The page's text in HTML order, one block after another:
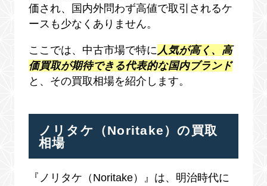
価され、国内外問わず高値で取引されるケ
ースも少なくありません。
ここでは、中古市場で特に 人気が高く、高
価買取が期待できる代表的な国内ブランド
と、その買取相場を紹介します。
ノリタケ（Noritake）の買取
相場
『ノリタケ（Noritake）』は、明治時代に